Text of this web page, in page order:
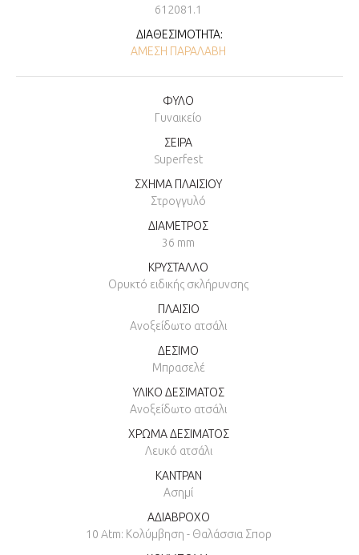
612081.1
ΔΙΑΘΕΣΙΜΌΤΗΤΑ:
ΆΜΕΣΗ ΠΑΡΑΛΑΒΉ
ΦΥΛΟ
Γυναικείο
ΣΕΙΡΑ
Superfest
ΣΧΗΜΑ ΠΛΑΙΣΙΟΥ
Στρογγυλό
ΔΙΑΜΕΤΡΟΣ
36 mm
ΚΡΥΣΤΑΛΛΟ
Ορυκτό ειδικής σκλήρυνσης
ΠΛΑΙΣΙΟ
Ανοξείδωτο ατσάλι
ΔΕΣΙΜΟ
Μπρασελέ
ΥΛΙΚΟ ΔΕΣΙΜΑΤΟΣ
Ανοξείδωτο ατσάλι
ΧΡΩΜΑ ΔΕΣΙΜΑΤΟΣ
Λευκό ατσάλι
ΚΑΝΤΡΑΝ
Ασημί
ΑΔΙΑΒΡΟΧΟ
10 Atm: Κολύμβηση - Θαλάσσια Σπορ